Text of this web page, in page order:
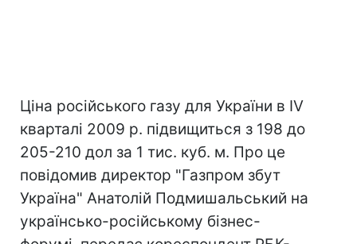
Ціна російського газу для України в IV
кварталі 2009 р. підвищиться з 198 до
205-210 дол за 1 тис. куб. м. Про це
повідомив директор "Газпром збут
Україна" Анатолій Подмишальський на
українсько-російському бізнес-